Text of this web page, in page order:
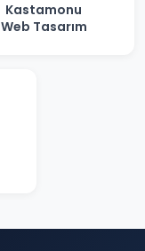
Kastamonu
Web Tasarım